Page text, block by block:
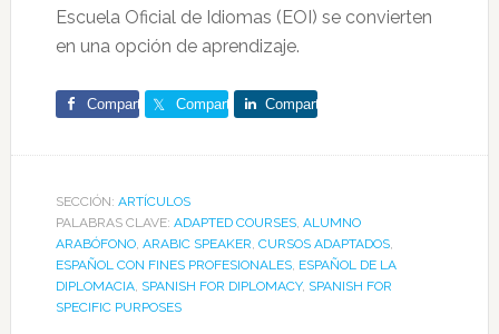
Escuela Oficial de Idiomas (EOI) se convierten
en una opción de aprendizaje.
Comparte Comparte Comparte
SECCIÓN: ARTÍCULOS
PALABRAS CLAVE: ADAPTED COURSES, ALUMNO
ARABÓFONO, ARABIC SPEAKER, CURSOS ADAPTADOS,
ESPAÑOL CON FINES PROFESIONALES, ESPAÑOL DE LA
DIPLOMACIA, SPANISH FOR DIPLOMACY, SPANISH FOR
SPECIFIC PURPOSES